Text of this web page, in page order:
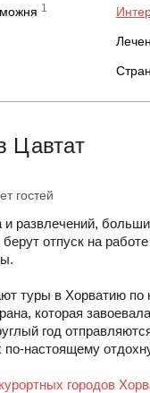
1
Цавтат
гостей
и развлечений,
отпуск на
туры в Хорватию по
которая
год
настоящему
курортных городов